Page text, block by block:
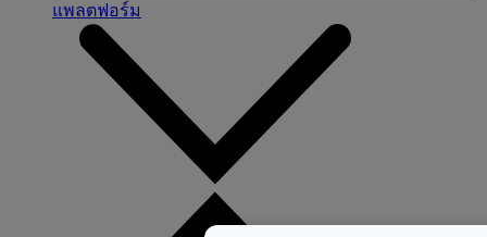
แพลตฟอร์ม